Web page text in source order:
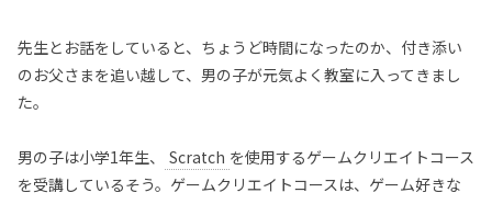
先生とお話をしていると、ちょうど時間になったのか、付き添い
のお父さまを追い越して、男の子が元気よく教室に入ってきまし
た。
男の子は小学1年生、 Scratch を使用するゲームクリエイトコース
を受講しているそう。ゲームクリエイトコースは、ゲーム好きな